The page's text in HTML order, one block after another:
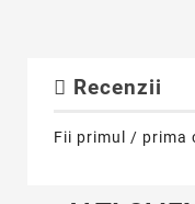
Recenzii
Fii primul / prima